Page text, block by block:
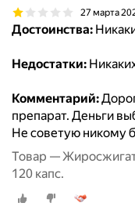
27 марта
Достоинства:
Недостатки:
Комментарий:
препарат. Деньги
Не советую никому
Товар —
120 капс.